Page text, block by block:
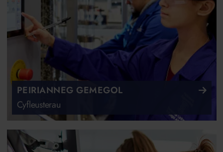
PEIRIANNEG GEMEGOL
Cyfleusterau